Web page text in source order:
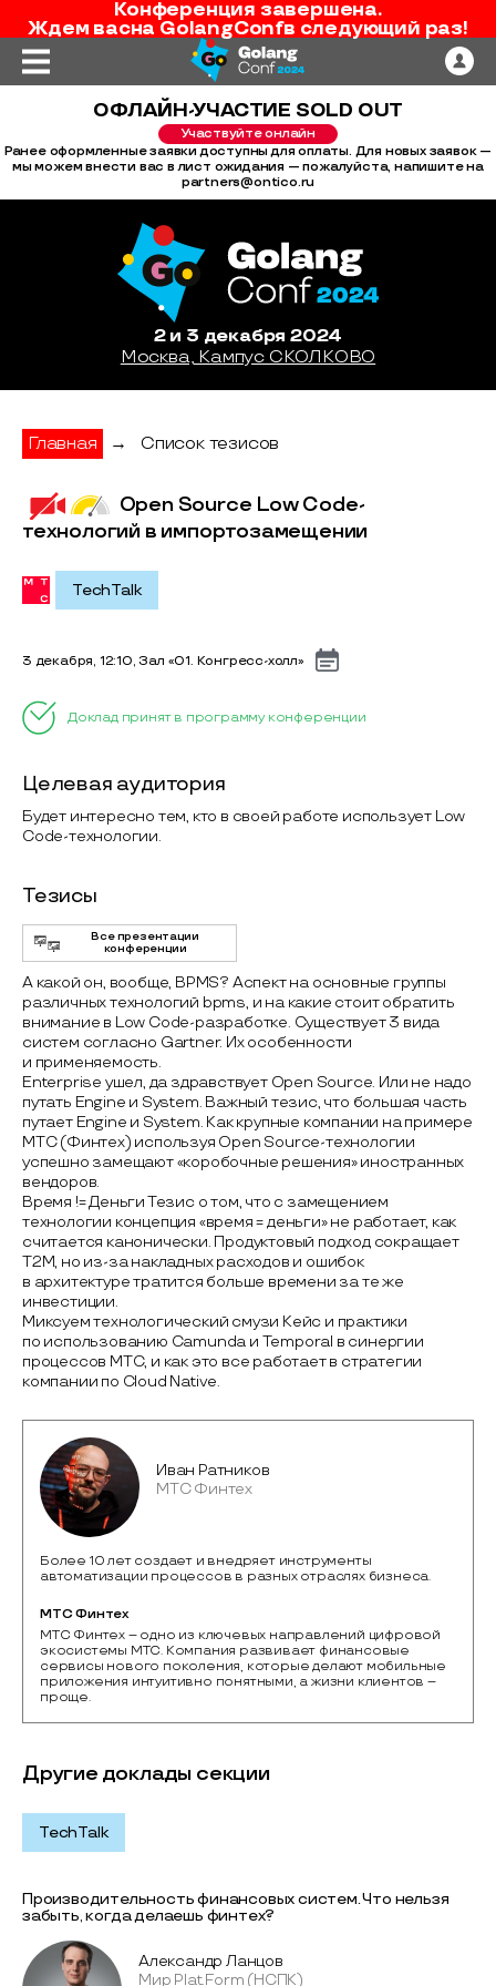
Конференция завершена.
Ждем васна GolangConfв следующий раз!
ОФЛАЙН-УЧАСТИЕ SOLD OUT
Участвуйте онлайн
Ранее оформленные заявки доступны для оплаты. Для новых заявок —
мы можем внести вас в лист ожидания — пожалуйста, напишите на
partners@ontico.ru
2 и 3 декабря 2024
Москва, Кампус СКОЛКОВО
Главная → Список тезисов
Open Source Low Code-
технологий в импортозамещении
TechTalk
3 декабря, 12:10, Зал «01. Конгресс-холл»
Доклад принят в программу конференции
Целевая аудитория
Будет интересно тем, кто в своей работе использует Low
Code-технологии.
Тезисы
Все презентации
конференции
А какой он, вообще, BPMS? Аспект на основные группы
различных технологий bpms, и на какие стоит обратить
внимание в Low Code-разработке. Существует 3 вида
систем согласно Gartner. Их особенности
и применяемость.
Enterprise ушел, да здравствует Open Source. Или не надо
путать Engine и System. Важный тезис, что большая часть
путает Engine и System. Как крупные компании на примере
МТС (Финтех) используя Open Source-технологии
успешно замещают «коробочные решения» иностранных
вендоров.
Время != Деньги Тезис о том, что с замещением
технологии концепция «время = деньги» не работает, как
считается канонически. Продуктовый подход сокращает
T2M, но из-за накладных расходов и ошибок
в архитектуре тратится больше времени за те же
инвестиции.
Миксуем технологический смузи Кейс и практики
по использованию Camunda и Temporal в синергии
процессов МТС, и как это все работает в стратегии
компании по Cloud Native.
Иван Ратников
МТС Финтех
Более 10 лет создает и внедряет инструменты
автоматизации процессов в разных отраслях бизнеса.
МТС Финтех
МТС Финтех – одно из ключевых направлений цифровой
экосистемы МТС. Компания развивает финансовые
сервисы нового поколения, которые делают мобильные
приложения интуитивно понятными, а жизни клиентов –
проще.
Другие доклады секции
TechTalk
Производительность финансовых систем. Что нельзя
забыть, когда делаешь финтех?
Александр Ланцов
Мир Plat.Form (НСПК)